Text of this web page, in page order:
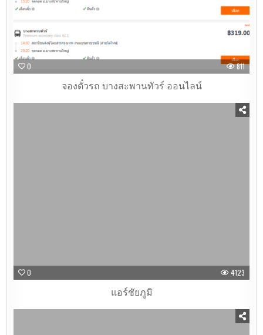
0 811
จองตั๋วรถ บางสะพานทัวร์ ออนไลน์
0 4123
แอร์ชัยภูมิ